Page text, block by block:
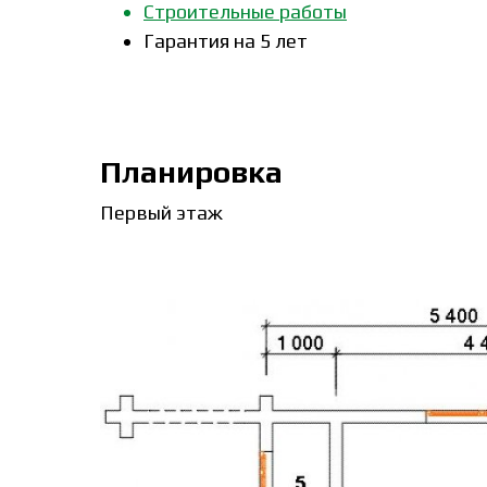
Строительные работы
Гарантия на 5 лет
Планировка
Первый этаж